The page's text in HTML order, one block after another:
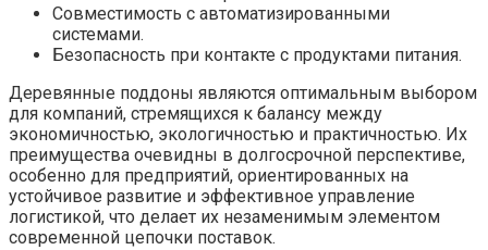
Совместимость с автоматизированными
системами.
Безопасность при контакте с продуктами питания.
Деревянные поддоны являются оптимальным выбором
для компаний, стремящихся к балансу между
экономичностью, экологичностью и практичностью. Их
преимущества очевидны в долгосрочной перспективе,
особенно для предприятий, ориентированных на
устойчивое развитие и эффективное управление
логистикой, что делает их незаменимым элементом
современной цепочки поставок.